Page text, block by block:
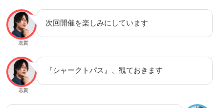
志賀
次回開催を楽しみにしています
志賀
『シャークトパス』、観ておきます